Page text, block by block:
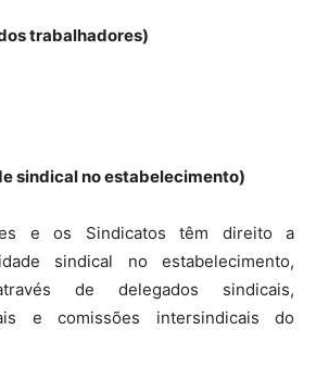
trabalhadores)
sindical no estabelecimento)
e os Sindicatos têm direito a
sindical no estabelecimento,
de delegados sindicais,
e comissões intersindicais do